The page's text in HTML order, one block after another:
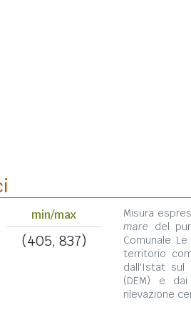
min/max
(405, 837)
Misura
mare del
Comunale.
territorio
dall'Istat sul
(DEM) e
rilevazione